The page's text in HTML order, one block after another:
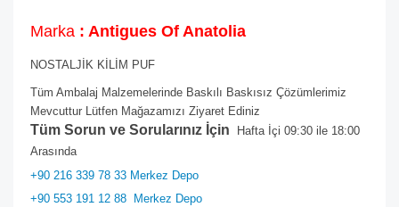
Marka : Antigues Of Anatolia
NOSTALJİK KİLİM PUF
Tüm Ambalaj Malzemelerinde Baskılı Baskısız Çözümlerimiz
Mevcuttur Lütfen Mağazamızı Ziyaret Ediniz
Tüm Sorun ve Sorularınız İçin Hafta İçi 09:30 ile 18:00
Arasında
+90 216 339 78 33 Merkez Depo
+90 553 191 12 88 Merkez Depo